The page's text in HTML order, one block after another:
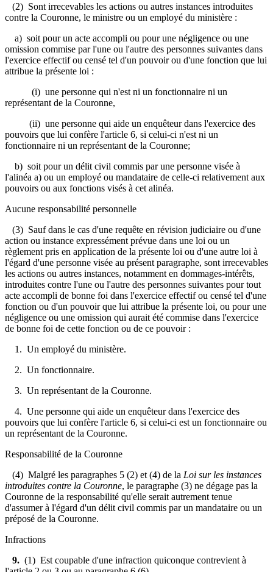
(2) Sont irrecevables les actions ou autres instances introduites
contre la Couronne, le ministre ou un employé du ministère :
a) soit pour un acte accompli ou pour une négligence ou une
omission commise par l'une ou l'autre des personnes suivantes dans
l'exercice effectif ou censé tel d'un pouvoir ou d'une fonction que lui
attribue la présente loi :
(i) une personne qui n'est ni un fonctionnaire ni un
représentant de la Couronne,
(ii) une personne qui aide un enquêteur dans l'exercice des
pouvoirs que lui confère l'article 6, si celui-ci n'est ni un
fonctionnaire ni un représentant de la Couronne;
b) soit pour un délit civil commis par une personne visée à
l'alinéa a) ou un employé ou mandataire de celle-ci relativement aux
pouvoirs ou aux fonctions visés à cet alinéa.
Aucune responsabilité personnelle
(3) Sauf dans le cas d'une requête en révision judiciaire ou d'une
action ou instance expressément prévue dans une loi ou un
règlement pris en application de la présente loi ou d'une autre loi à
l'égard d'une personne visée au présent paragraphe, sont irrecevables
les actions ou autres instances, notamment en dommages-intérêts,
introduites contre l'une ou l'autre des personnes suivantes pour tout
acte accompli de bonne foi dans l'exercice effectif ou censé tel d'une
fonction ou d'un pouvoir que lui attribue la présente loi, ou pour une
négligence ou une omission qui aurait été commise dans l'exercice
de bonne foi de cette fonction ou de ce pouvoir :
1. Un employé du ministère.
2. Un fonctionnaire.
3. Un représentant de la Couronne.
4. Une personne qui aide un enquêteur dans l'exercice des
pouvoirs que lui confère l'article 6, si celui-ci est un fonctionnaire ou
un représentant de la Couronne.
Responsabilité de la Couronne
(4) Malgré les paragraphes 5 (2) et (4) de la Loi sur les instances
introduites contre la Couronne, le paragraphe (3) ne dégage pas la
Couronne de la responsabilité qu'elle serait autrement tenue
d'assumer à l'égard d'un délit civil commis par un mandataire ou un
préposé de la Couronne.
Infractions
9. (1) Est coupable d'une infraction quiconque contrevient à